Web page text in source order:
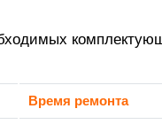
Время ремонта